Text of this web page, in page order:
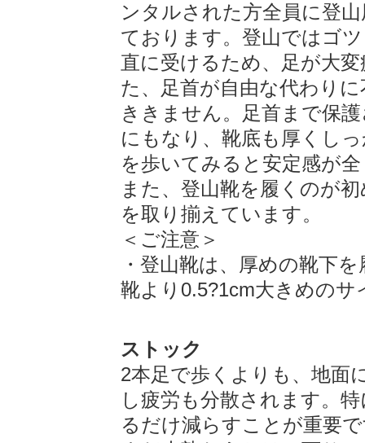
ンタルされた方全員に登
ております。登山ではゴ
直に受けるため、足が大
た、足首が自由な代わり
ききません。足首まで保
にもなり、靴底も厚くし
を歩いてみると安定感が
また、登山靴を履くのが
を取り揃えています。
＜ご注意＞
・登山靴は、厚めの靴下
靴より0.5?1cm大きめの
ストック
2本足で歩くよりも、地面
し疲労も分散されます。
るだけ減らすことが重要